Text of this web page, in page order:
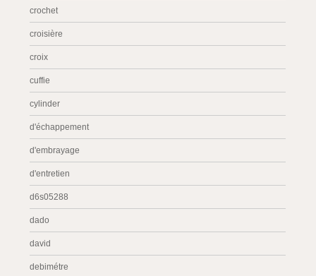
crochet
croisière
croix
cuffie
cylinder
d'échappement
d'embrayage
d'entretien
d6s05288
dado
david
debimétre